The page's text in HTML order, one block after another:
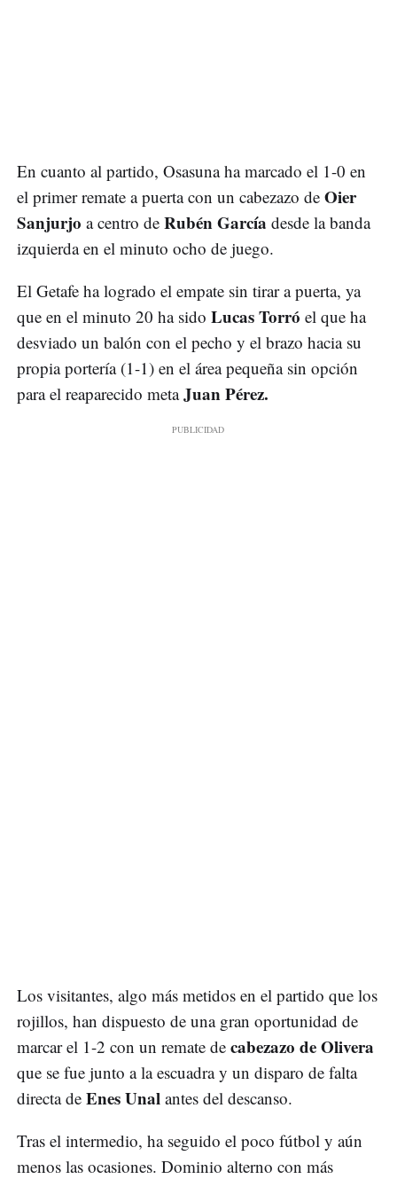
En cuanto al partido, Osasuna ha marcado el 1-0 en
el primer remate a puerta con un cabezazo de Oier
Sanjurjo a centro de Rubén García desde la banda
izquierda en el minuto ocho de juego.
El Getafe ha logrado el empate sin tirar a puerta, ya
que en el minuto 20 ha sido Lucas Torró el que ha
desviado un balón con el pecho y el brazo hacia su
propia portería (1-1) en el área pequeña sin opción
para el reaparecido metaJuan Pérez.
Los visitantes, algo más metidos en el partido que los
rojillos, han dispuesto de una gran oportunidad de
marcar el 1-2 con un remate de cabezazo de Olivera
que se fue junto a la escuadra y un disparo de falta
directa de Enes Unal antes del descanso.
Tras el intermedio, ha seguido el poco fútbol y aún
menos las ocasiones. Dominio alterno con más